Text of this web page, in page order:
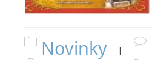
Novinky |